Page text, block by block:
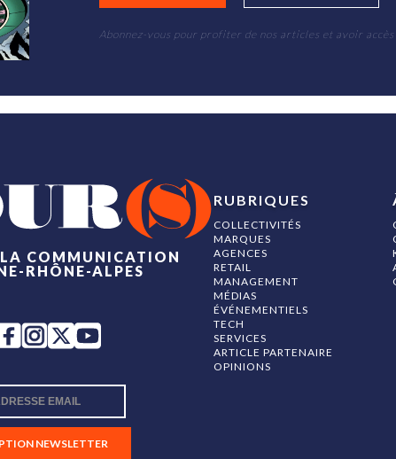
Abonnez-vous pour profiter de nos articles et avoir accès
COMMUNICATION
RHÔNE-ALPES
NEWSLETTER
RUBRIQUES
COLLECTIVITÉS
MARQUES
AGENCES
RETAIL
MANAGEMENT
MÉDIAS
ÉVÉNEMENTIELS
TECH
SERVICES
ARTICLE PARTENAIRE
OPINIONS